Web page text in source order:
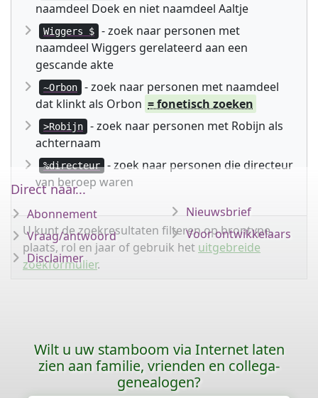
naamdeel Doek en niet naamdeel Aaltje
Wiggers $
- zoek naar personen met
naamdeel Wiggers gerelateerd aan een
gescande akte
~Orbon
- zoek naar personen met naamdeel
dat klinkt als Orbon = fonetisch zoeken
>Robijn
- zoek naar personen met Robijn als
achternaam
%directeur
- zoek naar personen die directeur
van beroep waren
U kunt de zoekresultaten filteren op brontype,
plaats, rol en jaar of gebruik het uitgebreide
zoekformulier.
Direct naar...
Abonnement
Vraag/antwoord
Disclaimer
Nieuwsbrief
Voor ontwikkelaars
Wilt u uw stamboom via Internet laten
zien aan familie, vrienden en collega-
genealogen?